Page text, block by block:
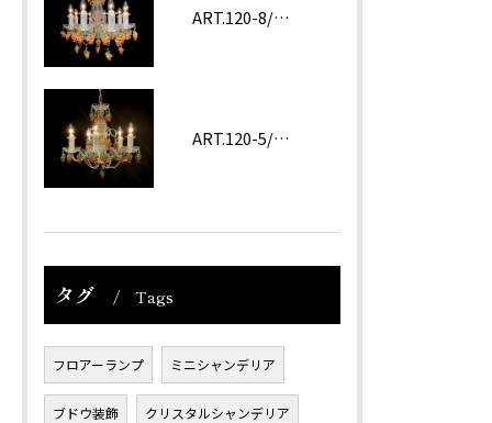
ART.120-8/62 ROSA
ART.120-5/62 Amethyst
タグ Tags
フロアーランプ ミニシャンデリア
ブドウ装飾 クリスタルシャンデリア